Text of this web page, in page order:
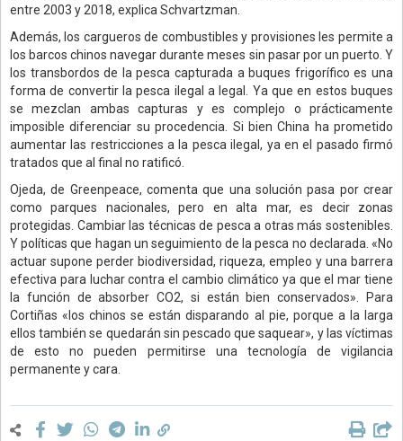
entre 2003 y 2018, explica Schvartzman.
Además, los cargueros de combustibles y provisiones les permite a
los barcos chinos navegar durante meses sin pasar por un puerto. Y
los transbordos de la pesca capturada a buques frigorífico es una
forma de convertir la pesca ilegal a legal. Ya que en estos buques
se mezclan ambas capturas y es complejo o prácticamente
imposible diferenciar su procedencia. Si bien China ha prometido
aumentar las restricciones a la pesca ilegal, ya en el pasado firmó
tratados que al final no ratificó.
Ojeda, de Greenpeace, comenta que una solución pasa por crear
como parques nacionales, pero en alta mar, es decir zonas
protegidas. Cambiar las técnicas de pesca a otras más sostenibles.
Y políticas que hagan un seguimiento de la pesca no declarada. «No
actuar supone perder biodiversidad, riqueza, empleo y una barrera
efectiva para luchar contra el cambio climático ya que el mar tiene
la función de absorber CO2, si están bien conservados». Para
Cortiñas «los chinos se están disparando al pie, porque a la larga
ellos también se quedarán sin pescado que saquear», y las víctimas
de esto no pueden permitirse una tecnología de vigilancia
permanente y cara.